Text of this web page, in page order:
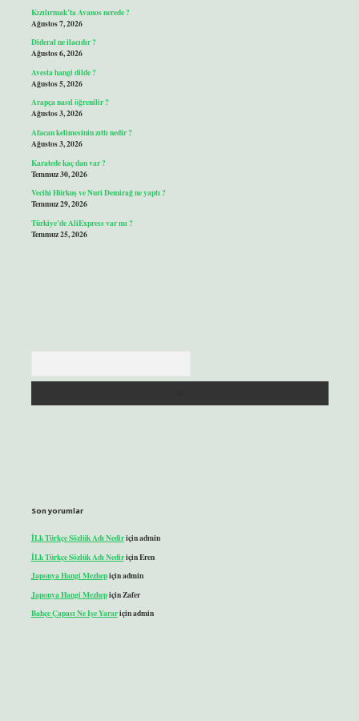
Kızılırmak’ta Avanos nerede ?
Ağustos 7, 2026
Dideral ne ilacıdır ?
Ağustos 6, 2026
Avesta hangi dilde ?
Ağustos 5, 2026
Arapça nasıl öğrenilir ?
Ağustos 3, 2026
Afacan kelimesinin zıttı nedir ?
Ağustos 3, 2026
Karatede kaç dan var ?
Temmuz 30, 2026
Vecihi Hürkuş ve Nuri Demirağ ne yaptı ?
Temmuz 29, 2026
Türkiye’de AliExpress var mı ?
Temmuz 25, 2026
Son yorumlar
İLk Türkçe Sözlük Adı Nediriçinadmin
İLk Türkçe Sözlük Adı NediriçinEren
Japonya Hangi Mezhepiçinadmin
Japonya Hangi MezhepiçinZafer
Bahçe Çapası Ne Işe Yarariçinadmin